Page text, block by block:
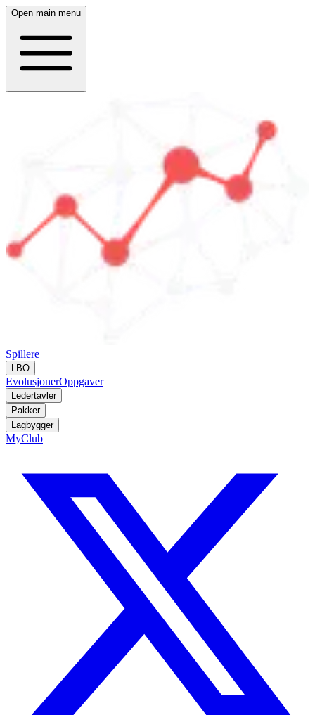
Open main menu
Spillere
LBO
EvolusjonerOppgaver
Ledertavler
Pakker
Lagbygger
MyClub